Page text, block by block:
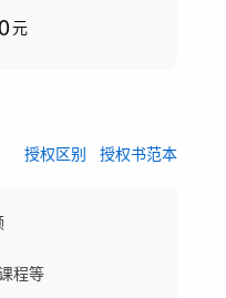
元
授权区别 授权书范本
程等